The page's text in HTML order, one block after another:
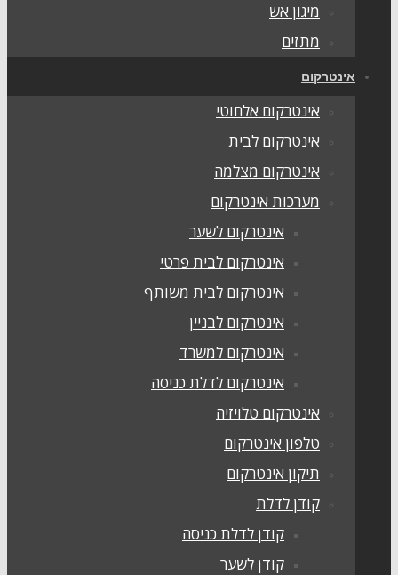
מיגון אש
אינטרקום אלחוטי
אינטרקום לבית
אינטרקום מצלמה
מערכות אינטרקום
אינטרקום לשער
אינטרקום לבית פרטי
אינטרקום לבית משותף
אינטרקום לבניין
אינטרקום למשרד
אינטרקום לדלת כניסה
אינטרקום טלויזיה
טלפון אינטרקום
תיקון אינטרקום
קודן לדלת
קודן לדלת כניסה
קודן לשער